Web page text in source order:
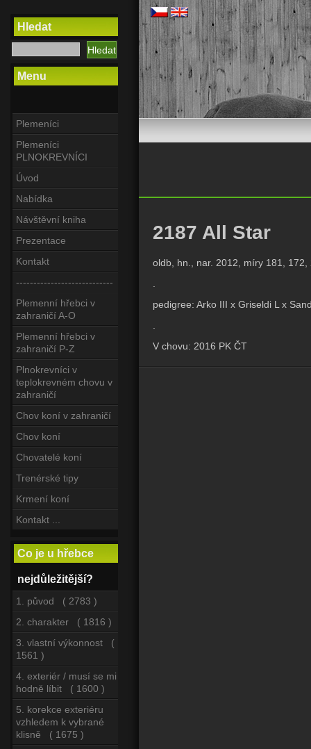
Hledat
Menu
Plemeníci
Plemeníci
PLNOKREVNÍCI
Úvod
Nabídka
Návštěvní kniha
Prezentace
Kontakt
----------------------------
Plemenní hřebci v
zahraničí A-O
Plemenní hřebci v
zahraničí P-Z
Plnokrevníci v
teplokrevném chovu v
zahraničí
Chov koní v zahraničí
Chov koní
Chovatelé koní
Trenérské tipy
Krmení koní
Kontakt ...
Co je u hřebce
nejdůležitější?
1. původ ( 2783 )
2. charakter ( 1816 )
3. vlastní výkonnost (
1561 )
4. exteriér / musí se mi
hodně líbit ( 1600 )
5. korekce exteriéru
vzhledem k vybrané
klisně ( 1675 )
2187 All Star
oldb, hn., nar. 2012, míry 181, 172,
pedigree: Arko III x Griseldi L x
V chovu: 2016 PK ČT